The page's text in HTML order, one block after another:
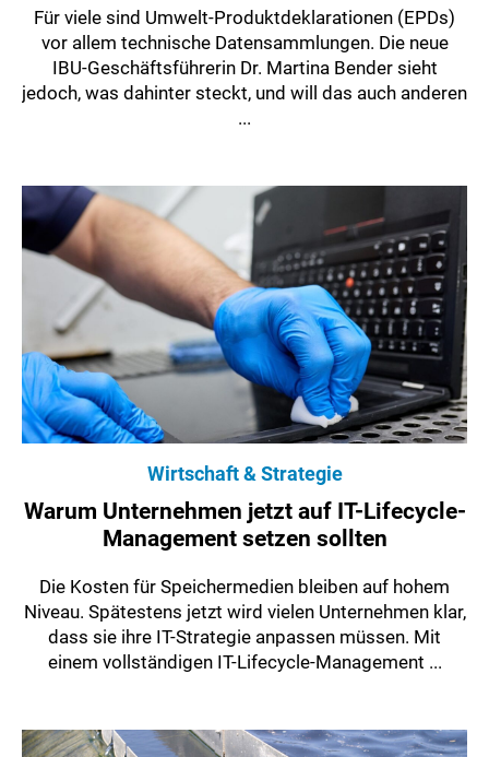
Für viele sind Umwelt-Produktdeklarationen (EPDs)
vor allem technische Datensammlungen. Die neue
IBU-Geschäftsführerin Dr. Martina Bender sieht
jedoch, was dahinter steckt, und will das auch anderen
...
Wirtschaft & Strategie
Warum Unternehmen jetzt auf IT-Lifecycle-
Management setzen sollten
Die Kosten für Speichermedien bleiben auf hohem
Niveau. Spätestens jetzt wird vielen Unternehmen klar,
dass sie ihre IT-Strategie anpassen müssen. Mit
einem vollständigen IT-Lifecycle-Management ...